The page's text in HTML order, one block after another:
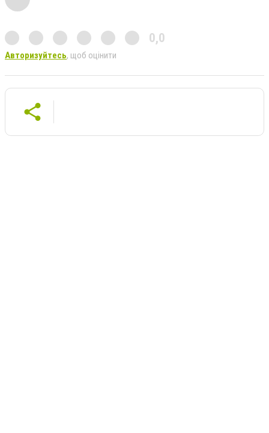
0,0
Авторизуйтесь, щоб оцінити